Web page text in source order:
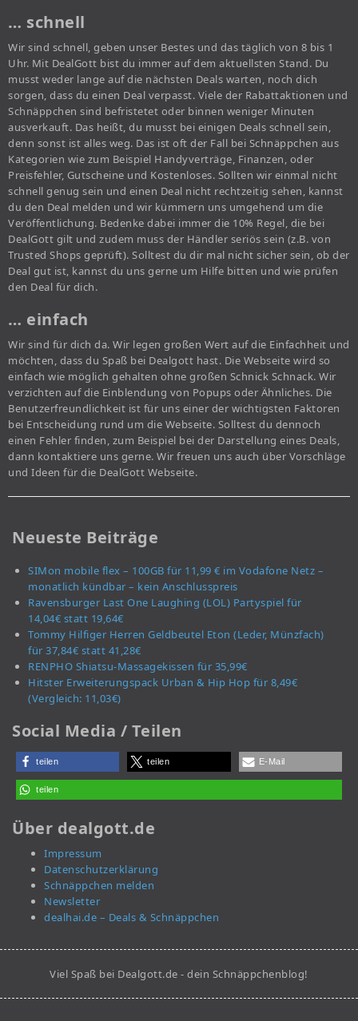
… schnell
Wir sind schnell, geben unser Bestes und das täglich von 8 bis 1
Uhr. Mit DealGott bist du immer auf dem aktuellsten Stand. Du
musst weder lange auf die nächsten Deals warten, noch dich
sorgen, dass du einen Deal verpasst. Viele der Rabattaktionen und
Schnäppchen sind befristetet oder binnen weniger Minuten
ausverkauft. Das heißt, du musst bei einigen Deals schnell sein,
denn sonst ist alles weg. Das ist oft der Fall bei Schnäppchen aus
Kategorien wie zum Beispiel Handyverträge, Finanzen, oder
Preisfehler, Gutscheine und Kostenloses. Sollten wir einmal nicht
schnell genug sein und einen Deal nicht rechtzeitig sehen, kannst
du den Deal melden und wir kümmern uns umgehend um die
Veröffentlichung. Bedenke dabei immer die 10% Regel, die bei
DealGott gilt und zudem muss der Händler seriös sein (z.B. von
Trusted Shops geprüft). Solltest du dir mal nicht sicher sein, ob der
Deal gut ist, kannst du uns gerne um Hilfe bitten und wie prüfen
den Deal für dich.
… einfach
Wir sind für dich da. Wir legen großen Wert auf die Einfachheit und
möchten, dass du Spaß bei Dealgott hast. Die Webseite wird so
einfach wie möglich gehalten ohne großen Schnick Schnack. Wir
verzichten auf die Einblendung von Popups oder Ähnliches. Die
Benutzerfreundlichkeit ist für uns einer der wichtigsten Faktoren
bei Entscheidung rund um die Webseite. Solltest du dennoch
einen Fehler finden, zum Beispiel bei der Darstellung eines Deals,
dann kontaktiere uns gerne. Wir freuen uns auch über Vorschläge
und Ideen für die DealGott Webseite.
Neueste Beiträge
SIMon mobile flex – 100GB für 11,99 € im Vodafone Netz –
monatlich kündbar – kein Anschlusspreis
Ravensburger Last One Laughing (LOL) Partyspiel für
14,04€ statt 19,64€
Tommy Hilfiger Herren Geldbeutel Eton (Leder, Münzfach)
für 37,84€ statt 41,28€
RENPHO Shiatsu-Massagekissen für 35,99€
Hitster Erweiterungspack Urban & Hip Hop für 8,49€
(Vergleich: 11,03€)
Social Media / Teilen
teilen teilen E-Mail
teilen
Über dealgott.de
Impressum
Datenschutzerklärung
Schnäppchen melden
Newsletter
dealhai.de – Deals & Schnäppchen
Viel Spaß bei Dealgott.de - dein Schnäppchenblog!